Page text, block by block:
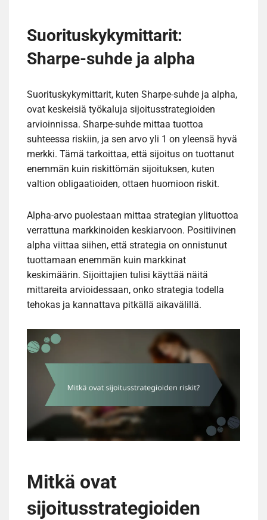
Suorituskykymittarit:
Sharpe-suhde ja alpha
Suorituskykymittarit, kuten Sharpe-suhde ja alpha,
ovat keskeisiä työkaluja sijoitusstrategioiden
arvioinnissa. Sharpe-suhde mittaa tuottoa
suhteessa riskiin, ja sen arvo yli 1 on yleensä hyvä
merkki. Tämä tarkoittaa, että sijoitus on tuottanut
enemmän kuin riskittömän sijoituksen, kuten
valtion obligaatioiden, ottaen huomioon riskit.
Alpha-arvo puolestaan mittaa strategian ylituottoa
verrattuna markkinoiden keskiarvoon. Positiivinen
alpha viittaa siihen, että strategia on onnistunut
tuottamaan enemmän kuin markkinat
keskimäärin. Sijoittajien tulisi käyttää näitä
mittareita arvioidessaan, onko strategia todella
tehokas ja kannattava pitkällä aikavälillä.
Mitkä ovat
sijoitusstrategioiden